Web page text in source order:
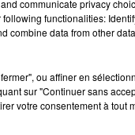
du Nord
Le collège
de réfection de
communicate privacy
functionalities:
combine data from other
ou affiner en
sur "Continuer sans
votre consentement à tout